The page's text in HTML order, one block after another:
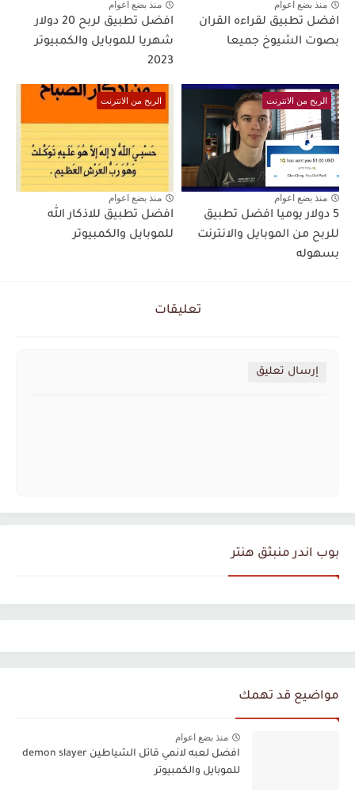
منذ بضع اعوام
افضل تطبيق لقراءه القران
بصوت الشيوخ جميعا
منذ بضع اعوام
افضل تطبيق لربح 20 دولار
شهريا للموبايل والكمبيوتر
2023
الربح من الانترنت
منذ بضع اعوام
5 دولار يوميا افضل تطبيق
للربح من الموبايل والانترنت
بسهوله
الربح من الانترنت
منذ بضع اعوام
افضل تطبيق للاذكار الله
للموبايل والكمبيوتر
تعليقات
إرسال تعليق
بوب اندر منبثق هنتر
مواضيع قد تهمك
منذ بضع اعوام
افضل لعبه لانمي قاتل الشياطين demon slayer
للموبايل والكمبيوتر